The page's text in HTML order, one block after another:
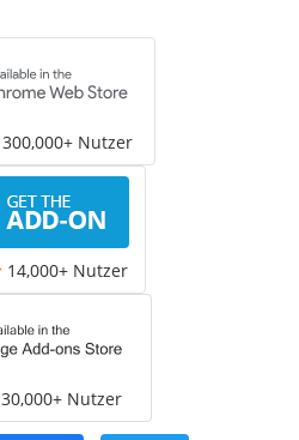
300,000+ Nutzer
14,000+ Nutzer
30,000+ Nutzer